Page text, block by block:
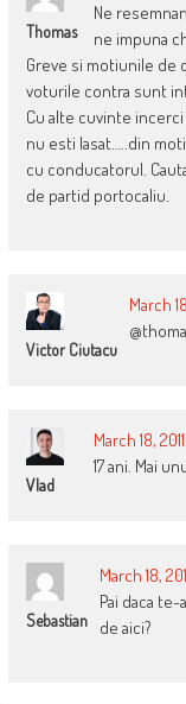
Thomas
Ne
ne impuna
Greve si motiunile de
voturile contra sunt
Cu alte cuvinte
nu esti lasat…..din
cu conducatorul.
de partid portocaliu.
Victor Ciutacu
March
Vlad
March 18,
17 ani. Mai
Sebastian
March 18,
Pai daca
de aici?